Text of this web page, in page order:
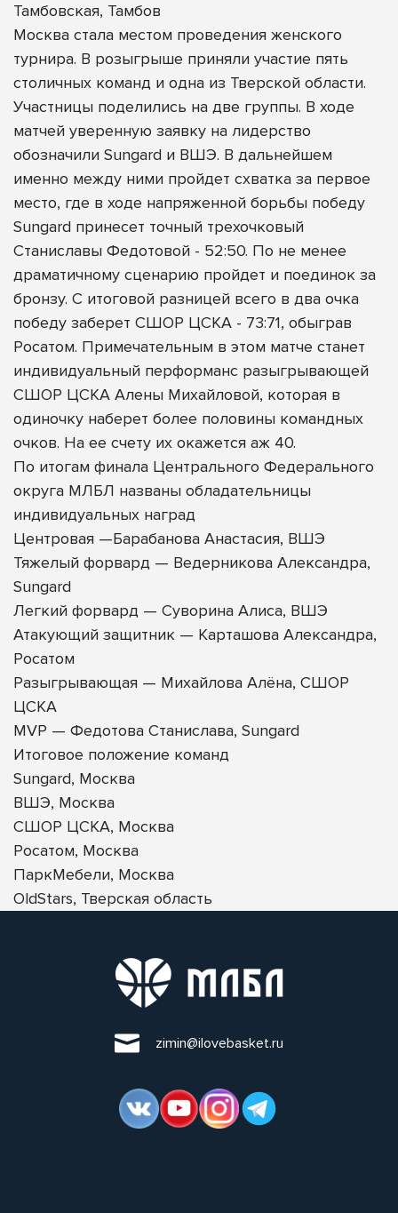
Тамбовская, Тамбов
Москва стала местом проведения женского
турнира. В розыгрыше приняли участие пять
столичных команд и одна из Тверской области.
Участницы поделились на две группы. В ходе
матчей уверенную заявку на лидерство
обозначили Sungard и ВШЭ. В дальнейшем
именно между ними пройдет схватка за первое
место, где в ходе напряженной борьбы победу
Sungard принесет точный трехочковый
Станиславы Федотовой - 52:50. По не менее
драматичному сценарию пройдет и поединок за
бронзу. С итоговой разницей всего в два очка
победу заберет СШОР ЦСКА - 73:71, обыграв
Росатом. Примечательным в этом матче станет
индивидуальный перформанс разыгрывающей
СШОР ЦСКА Алены Михайловой, которая в
одиночку наберет более половины командных
очков. На ее счету их окажется аж 40.
По итогам финала Центрального Федерального
округа МЛБЛ названы обладательницы
индивидуальных наград
Центровая —Барабанова Анастасия, ВШЭ
Тяжелый форвард — Ведерникова Александра,
Sungard
Легкий форвард — Суворина Алиса, ВШЭ
Атакующий защитник — Карташова Александра,
Росатом
Разыгрывающая — Михайлова Алёна, СШОР
ЦСКА
MVP — Федотова Станислава, Sungard
Итоговое положение команд
Sungard, Москва
ВШЭ, Москва
СШОР ЦСКА, Москва
Росатом, Москва
ПаркМебели, Москва
OldStars, Тверская область
zimin@ilovebasket.ru